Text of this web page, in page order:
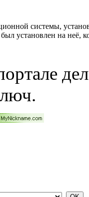
системы,
установлен на неё,